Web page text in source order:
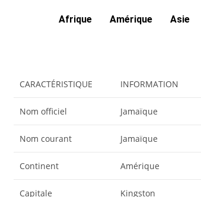
Afrique Amérique Asie
CARACTÉRISTIQUE INFORMATION
Nom officiel Jamaïque
Nom courant Jamaïque
Continent Amérique
Capitale Kingston